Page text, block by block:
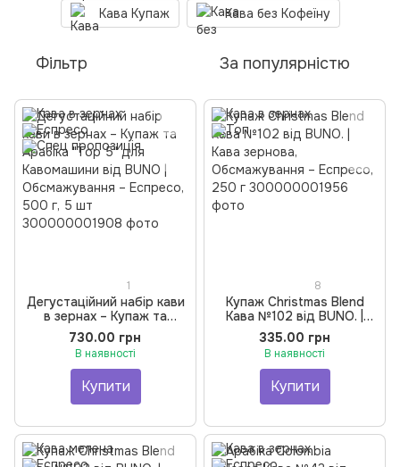
Кава Купаж Кава без Кофеїну
Фільтр За популярністю
1
Дегустаційний набір кави
в зернах – Купаж та
Арабіка "Top 5" для
Кавомашини від BUNO |
Обсмажування – Еспресо,
500 г, 5 шт
730.00 грн
В наявності
Купити
8
Купаж Christmas Blend
Кава №102 від BUNO. |
Кава зернова,
Обсмажування – Еспресо,
250 г
335.00 грн
В наявності
Купити